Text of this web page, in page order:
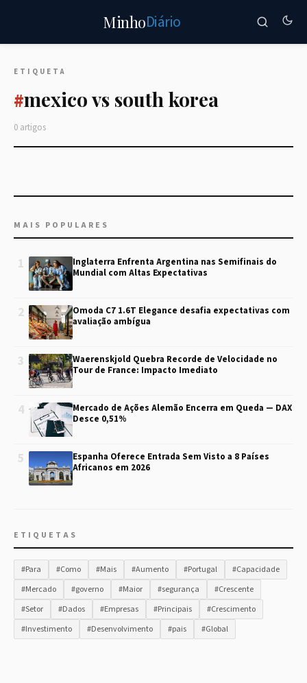
MinhoDiário
ETIQUETA
#mexico vs south korea
0 artigos
MAIS POPULARES
1
Inglaterra Enfrenta Argentina nas Semifinais do
Mundial com Altas Expectativas
2
Omoda C7 1.6T Elegance desafia expectativas com
avaliação ambígua
3
Waerenskjold Quebra Recorde de Velocidade no
Tour de France: Impacto Imediato
4
Mercado de Ações Alemão Encerra em Queda — DAX
Desce 0,51%
5
Espanha Oferece Entrada Sem Visto a 8 Países
Africanos em 2026
ETIQUETAS
#Para #Como #Mais #Aumento #Portugal
#Capacidade
#Mercado
#governo #Maior #segurança
#Crescente
#Setor
#Dados #Empresas #Principais
#Crescimento
#Investimento
#Desenvolvimento #pais #Global